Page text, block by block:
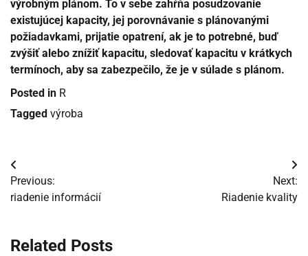
výrobným plánom. To v sebe zahŕňa posudzovanie
existujúcej kapacity, jej porovnávanie s plánovanými
požiadavkami, prijatie opatrení, ak je to potrebné, buď
zvýšiť alebo znížiť kapacitu, sledovať kapacitu v krátkych
termínoch, aby sa zabezpečilo, že je v súlade s plánom.
Posted in R
Tagged výroba
Navigácia
v
Previous:
riadenie informácií
Next:
Riadenie kvality
Related Posts